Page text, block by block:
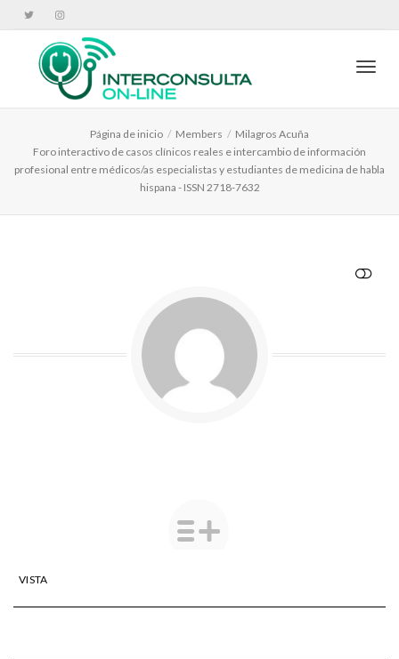
Página de inicio Members
Milagros Acuña
Foro interactivo de casos clínicos reales e intercambio de información
profesional entre médicos/as especialistas y estudiantes de medicina de habla
hispana - ISSN 2718-7632
VISTA